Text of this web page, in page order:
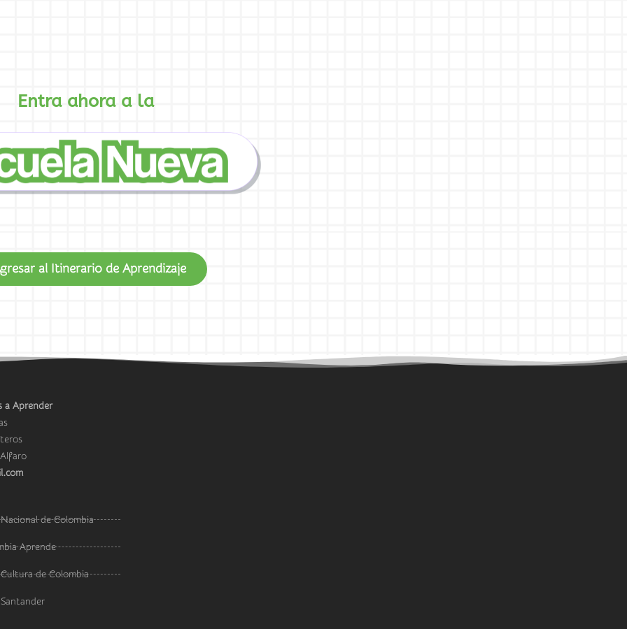
Entra ahora a la
al Itinerario de Aprendizaje
a Aprender
de Colombia
Aprende
de Colombia